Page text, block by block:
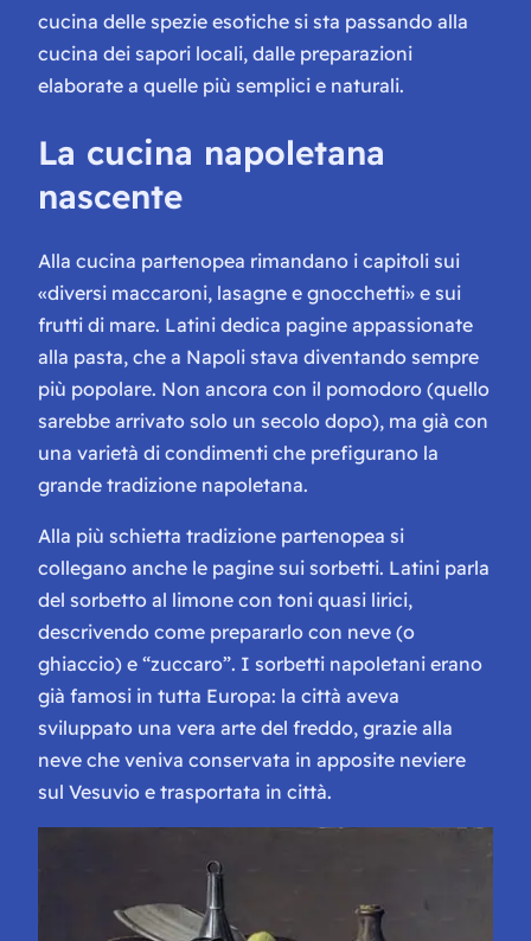
cucina delle spezie esotiche si sta passando alla
cucina dei sapori locali, dalle preparazioni
elaborate a quelle più semplici e naturali.
La cucina napoletana
nascente
Alla cucina partenopea rimandano i capitoli sui
«diversi maccaroni, lasagne e gnocchetti» e sui
frutti di mare. Latini dedica pagine appassionate
alla pasta, che a Napoli stava diventando sempre
più popolare. Non ancora con il pomodoro (quello
sarebbe arrivato solo un secolo dopo), ma già con
una varietà di condimenti che prefigurano la
grande tradizione napoletana.
Alla più schietta tradizione partenopea si
collegano anche le pagine sui sorbetti. Latini parla
del sorbetto al limone con toni quasi lirici,
descrivendo come prepararlo con neve (o
ghiaccio) e “zuccaro”. I sorbetti napoletani erano
già famosi in tutta Europa: la città aveva
sviluppato una vera arte del freddo, grazie alla
neve che veniva conservata in apposite neviere
sul Vesuvio e trasportata in città.